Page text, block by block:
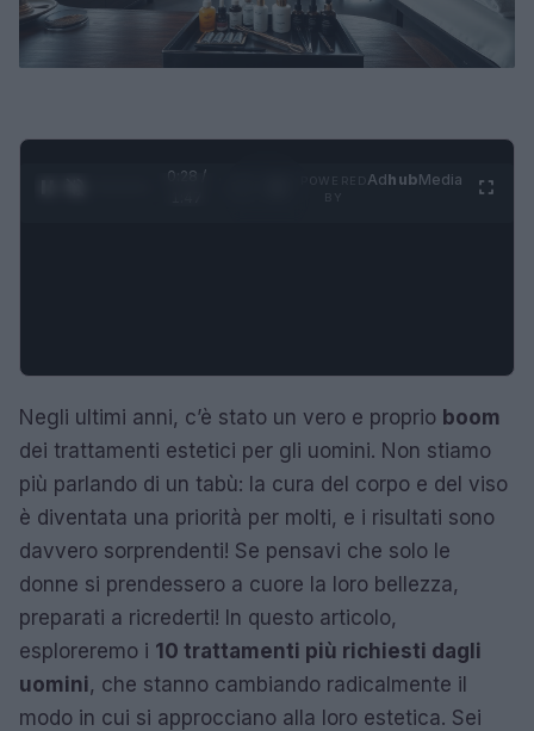
0:28 /
AdhubMedia
Negli ultimi anni, c’è stato un vero e proprio boom
dei trattamenti estetici per gli uomini. Non stiamo
più parlando di un tabù: la cura del corpo e del viso
è diventata una priorità per molti, e i risultati sono
davvero sorprendenti! Se pensavi che solo le
donne si prendessero a cuore la loro bellezza,
preparati a ricrederti! In questo articolo,
esploreremo i 10 trattamenti più richiesti dagli
uomini, che stanno cambiando radicalmente il
modo in cui si approcciano alla loro estetica. Sei